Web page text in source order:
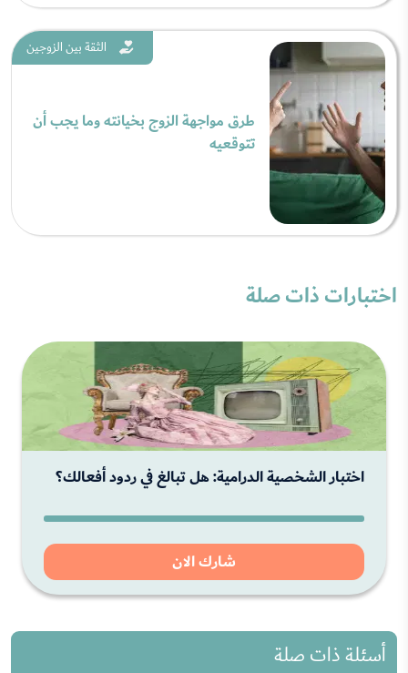
الثقة بين الزوجين
طرق مواجهة الزوج بخيانته وما يجب أن
تتوقعيه
اختبارات ذات صلة
اختبار الشخصية الدرامية: هل تبالغ في ردود أفعالك؟
شارك الان
أسئلة ذات صلة